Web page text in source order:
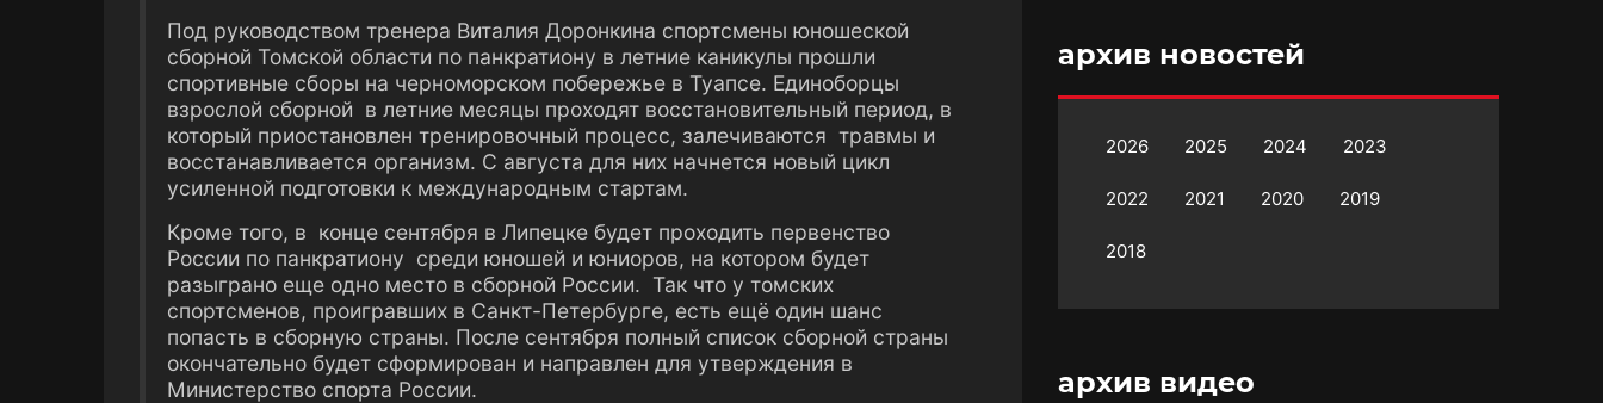
Под руководством тренера Виталия Доронкина спортсмены юношеской
сборной Томской области по панкратиону в летние каникулы прошли
спортивные сборы на черноморском побережье в Туапсе. Единоборцы
взрослой сборной в летние месяцы проходят восстановительный период, в
который приостановлен тренировочный процесс, залечиваются травмы и
восстанавливается организм. С августа для них начнется новый цикл
усиленной подготовки к международным стартам.
Кроме того, в конце сентября в Липецке будет проходить первенство
России по панкратиону среди юношей и юниоров, на котором будет
разыграно еще одно место в сборной России. Так что у томских
спортсменов, проигравших в Санкт-Петербурге, есть ещё один шанс
попасть в сборную страны. После сентября полный список сборной страны
окончательно будет сформирован и направлен для утверждения в
Министерство спорта России.
архив новостей
2026 2025 2024 2023
2022 2021 2020 2019
2018
архив видео